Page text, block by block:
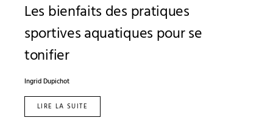
Les bienfaits des pratiques
sportives aquatiques pour se
tonifier
Ingrid Dupichot
LIRE LA SUITE